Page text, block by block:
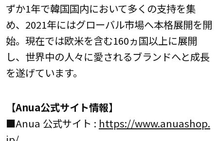
ずか1年で韓国国内において多くの支持を集
め、2021年にはグローバル市場へ本格展開を開
始。現在では欧米を含む160ヵ国以上に展開
し、世界中の人々に愛されるブランドへと成長
を遂げています。
【Anua公式サイト情報】
■Anua 公式サイト : https://www.anuashop.